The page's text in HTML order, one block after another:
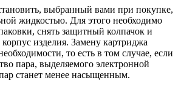
выбранный вами при покупке,
жидкостью. Для этого необходимо
снять защитный колпачок и
изделия. Замену картриджа
то есть в том случае, если
пара, выделяемого электронной
станет менее насыщенным.